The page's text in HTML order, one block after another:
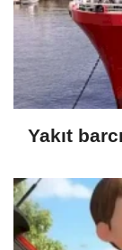
Yakıt